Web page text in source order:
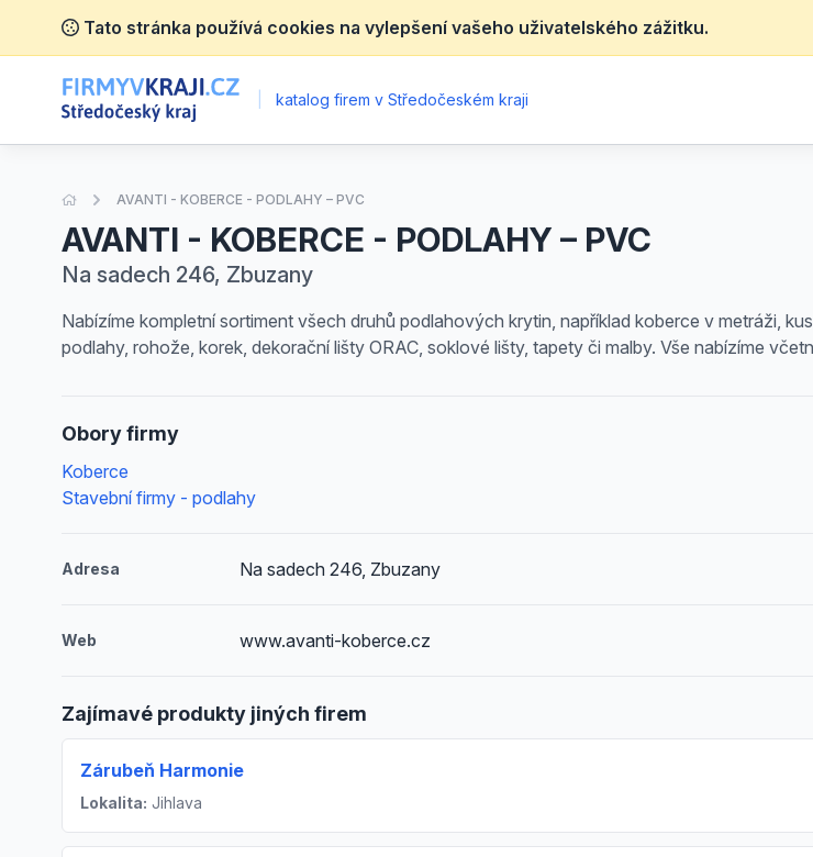
Tato stránka používá cookies na vylepšení vašeho uživatelského zážitku.
katalog firem v Středočeském kraji
Úvodní stránka
AVANTI - KOBERCE - PODLAHY – PVC
AVANTI - KOBERCE - PODLAHY – PVC
Na sadech 246, Zbuzany
Nabízíme kompletní sortiment všech druhů podlahových krytin, například koberce v metráži,
podlahy, rohože, korek, dekorační lišty ORAC, soklové lišty, tapety či malby. Vše nabízíme
Obory firmy
Koberce
Stavební firmy - podlahy
Adresa Na sadech 246, Zbuzany
Web www.avanti-koberce.cz
Zajímavé produkty jiných firem
Zárubeň Harmonie
Lokalita: Jihlava